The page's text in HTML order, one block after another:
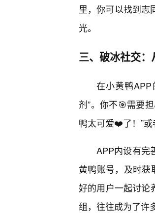
里，你可以找到志
光。
三、破冰社交
在小黄鸭
剂”。你不🎯需要
鸭太可爱❤️了！”或
APP内设有完
黄鸭账号，及时获
好的用户一起讨论
组，往往成为了许